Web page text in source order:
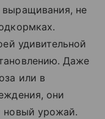
не
удивительной
Даже
или в
они
новый урожай.